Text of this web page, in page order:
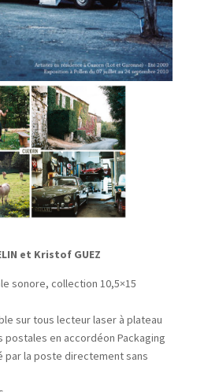
et Kristof GUEZ
sonore, collection 10,5×15
sur tous lecteur laser à plateau
en accordéon Packaging
par la poste directement sans